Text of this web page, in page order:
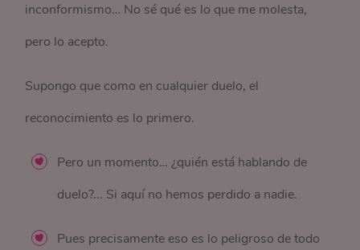
inconformismo… No sé qué es lo que me molesta,
pero lo acepto.
Supongo que como en cualquier duelo, el
reconocimiento es lo primero.
Pero un momento… ¿quién está hablando de
duelo?... Si aquí no hemos perdido a nadie.
Pues precisamente eso es lo peligroso de todo